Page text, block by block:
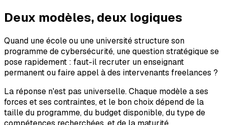
Deux modèles, deux logiques
Quand une école ou une université structure son
programme de cybersécurité, une question stratégique se
pose rapidement : faut-il recruter un enseignant
permanent ou faire appel à des intervenants freelances ?
La réponse n'est pas universelle. Chaque modèle a ses
forces et ses contraintes, et le bon choix dépend de la
taille du programme, du budget disponible, du type de